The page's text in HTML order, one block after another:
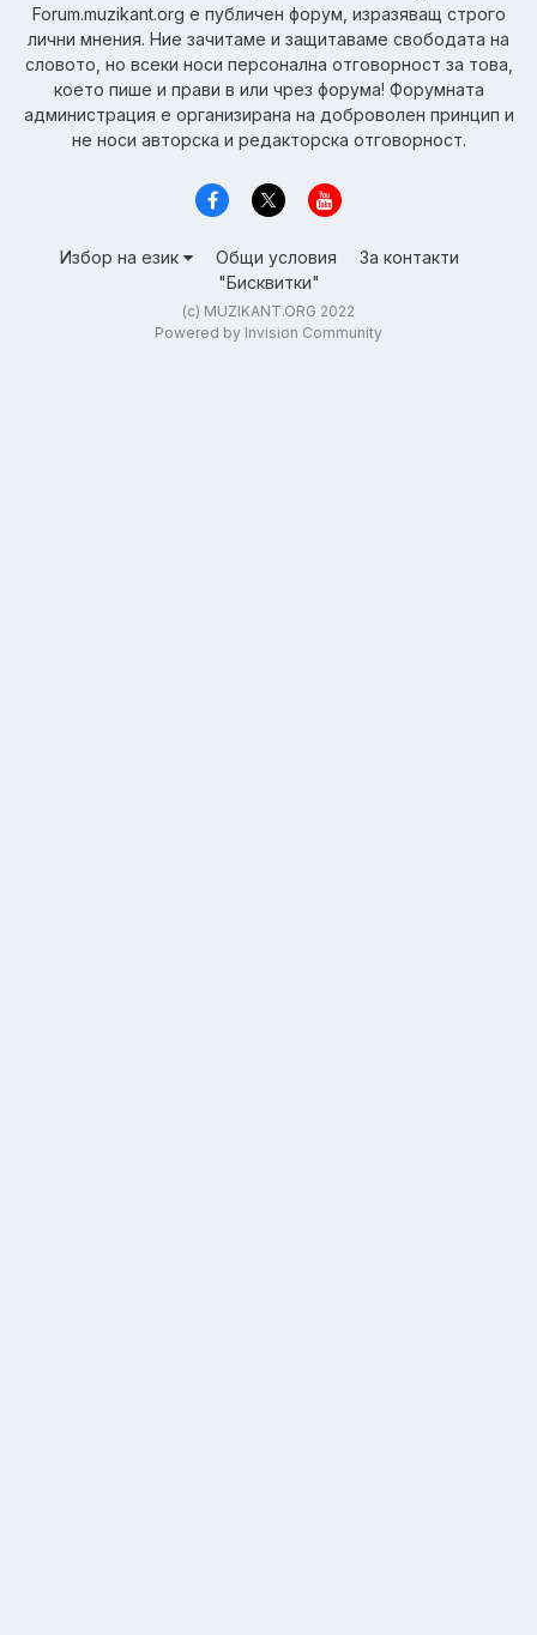
Forum.muzikant.org е публичен форум, изразяващ строго
лични мнения. Ние зачитаме и защитаваме свободата на
словото, но всеки носи персонална отговорност за това,
което пише и прави в или чрез форума! Форумната
администрация е организирана на доброволен принцип и
не носи авторска и редакторска отговорност.
Избор на език Общи условия
За контакти
"Бисквитки"
(c) MUZIKANT.ORG 2022
Powered by Invision Community